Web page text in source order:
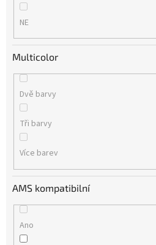
NE
Multicolor
Dvě barvy
Tři barvy
Více barev
AMS kompatibilní
Ano